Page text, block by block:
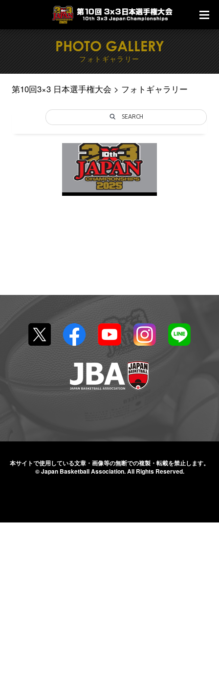
PHOTO GALLERY
フォトギャラリー
第10回3×3 日本選手権大会 フォトギャラリー
SEARCH
本サイトで使用している文章・画像等の無断での複製・転載を禁止します。
© Japan Basketball Association.All Rights Reserved.